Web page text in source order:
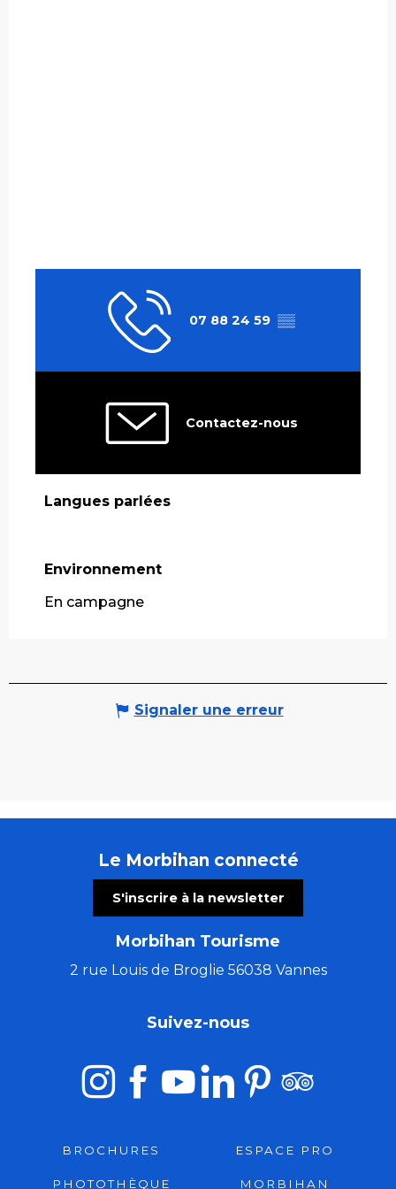
07 88 24 59 ▒▒
Contactez-nous
Langues parlées
Langues parlées
Environnement
Environnement
En campagne
Signaler une erreur
Le Morbihan connecté
S'inscrire à la newsletter
Morbihan Tourisme
2 rue Louis de Broglie 56038 Vannes
Suivez-nous
BROCHURES ESPACE PRO
PHOTOTHÈQUE
MORBIHAN